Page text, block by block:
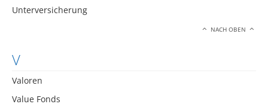
Unterversicherung
NACH OBEN
V
Valoren
Value Fonds